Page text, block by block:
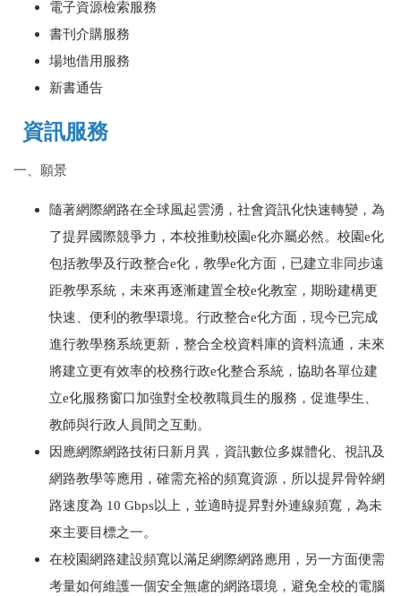
電子資源檢索服務
書刊介購服務
場地借用服務
新書通告
資訊服務
一、願景
隨著網際網路在全球風起雲湧，社會資訊化快速轉變，為
了提昇國際競爭力，本校推動校園e化亦屬必然。校園e化
包括教學及行政整合e化，教學e化方面，已建立非同步遠
距教學系統，未來再逐漸建置全校e化教室，期盼建構更
快速、便利的教學環境。行政整合e化方面，現今已完成
進行教學務系統更新，整合全校資料庫的資料流通，未來
將建立更有效率的校務行政e化整合系統，協助各單位建
立e化服務窗口加強對全校教職員生的服務，促進學生、
教師與行政人員間之互動。
因應網際網路技術日新月異，資訊數位多媒體化、視訊及
網路教學等應用，確需充裕的頻寬資源，所以提昇骨幹網
路速度為 10 Gbps以上，並適時提昇對外連線頻寬，為未
來主要目標之一。
在校園網路建設頻寬以滿足網際網路應用，另一方面便需
考量如何維護一個安全無慮的網路環境，避免全校的電腦